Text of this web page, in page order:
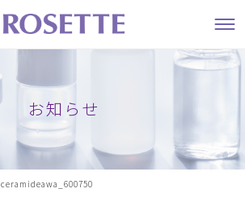
お知らせ
ceramideawa_600750